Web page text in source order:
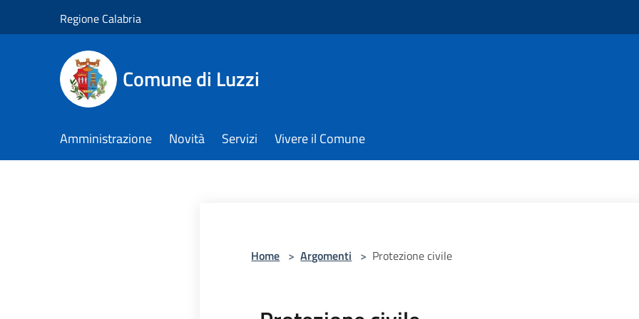
Regione Calabria
Comune di Luzzi
Amministrazione Novità Servizi Vivere il Comune
Home > Argomenti > Protezione civile